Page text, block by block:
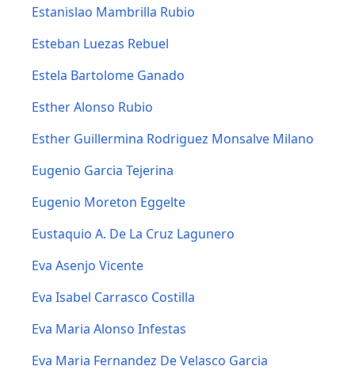
Estanislao Mambrilla Rubio
Esteban Luezas Rebuel
Estela Bartolome Ganado
Esther Alonso Rubio
Esther Guillermina Rodriguez Monsalve Milano
Eugenio Garcia Tejerina
Eugenio Moreton Eggelte
Eustaquio A. De La Cruz Lagunero
Eva Asenjo Vicente
Eva Isabel Carrasco Costilla
Eva Maria Alonso Infestas
Eva Maria Fernandez De Velasco Garcia